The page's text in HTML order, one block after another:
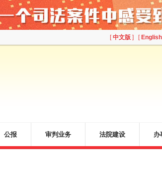
[中文版 ] [ English
公报 审判业务 法院建设 办